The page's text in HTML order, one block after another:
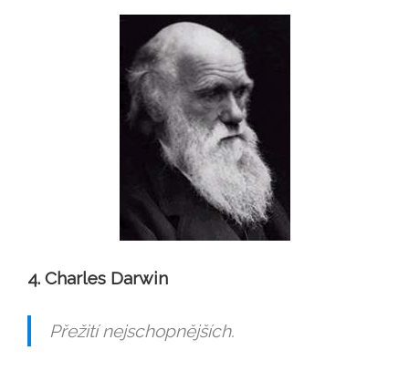
4. Charles Darwin
Přežití nejschopnějších.